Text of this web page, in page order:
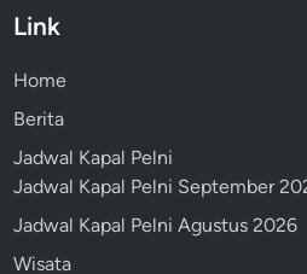
Link
Home
Berita
Jadwal Kapal Pelni
Jadwal Kapal Pelni September
Jadwal Kapal Pelni Agustus 2026
Wisata